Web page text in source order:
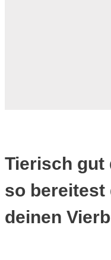
Tierisch gut
so bereitest
deinen